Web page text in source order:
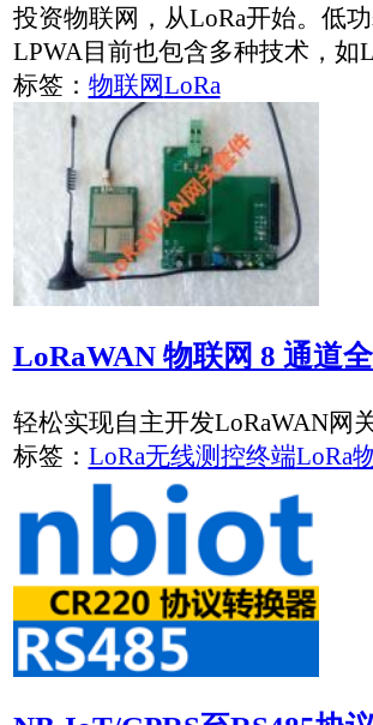
NB-IoT/GPRS至CAN总线协议转换
K9220是华启智能NB-IoT/GPRS至CAN总
实现远距离无线数据传输。
标签：CAN总线协议转换器 设备联网
LoRaWAN-Gateway 网关(434MHz,
LoRa/LoRaWAN工业级网关 (434MHz,
标签：LoRa无线测控终端物联网智能工厂